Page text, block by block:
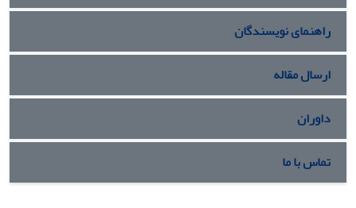
راهنمای نویسندگان
ارسال مقاله
داوران
تماس با ما